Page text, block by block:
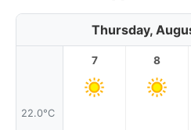
Thursday,
22.0°C
7 8